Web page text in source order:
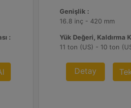
:
Genişlik :
16.8 inç - 420 mm
Yük Değeri, Kaldırma
11 ton (US) - 10 ton
Detay